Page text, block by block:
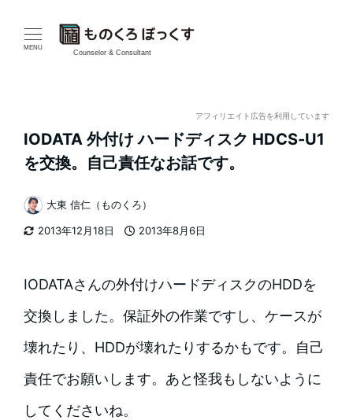
MENU
Counselor & Consultant
アフィリエイト広告を利用しています
IODATA 外付け ハードディスク HDCS-U1
を交換。自己責任なお話です。
2013年12月18日
2013年8月6日
著
者
大東 信仁（ものくろ）
IODATAさんの外付けハードディスクのHDDを
交換しました。保証外の作業ですし、ケースが
壊れたり、HDDが壊れたりするかもです。自己
責任でお願いします。あと怪我もしないように
してくださいね。